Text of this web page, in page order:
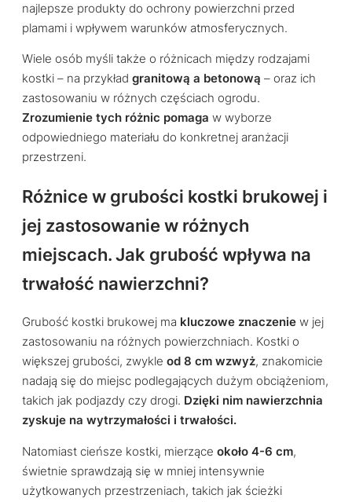
najlepsze produkty do ochrony powierzchni przed
plamami i wpływem warunków atmosferycznych.
Wiele osób myśli także o różnicach między rodzajami
kostki – na przykład granitową a betonową – oraz ich
zastosowaniu w różnych częściach ogrodu.
Zrozumienie tych różnic pomaga w wyborze
odpowiedniego materiału do konkretnej aranżacji
przestrzeni.
Różnice w grubości kostki brukowej i
jej zastosowanie w różnych
miejscach. Jak grubość wpływa na
trwałość nawierzchni?
Grubość kostki brukowej ma kluczowe znaczenie w jej
zastosowaniu na różnych powierzchniach. Kostki o
większej grubości, zwykle od 8 cm wzwyż, znakomicie
nadają się do miejsc podlegających dużym obciążeniom,
takich jak podjazdy czy drogi. Dzięki nim nawierzchnia
zyskuje na wytrzymałości i trwałości.
Natomiast cieńsze kostki, mierzące około 4-6 cm,
świetnie sprawdzają się w mniej intensywnie
użytkowanych przestrzeniach, takich jak ścieżki